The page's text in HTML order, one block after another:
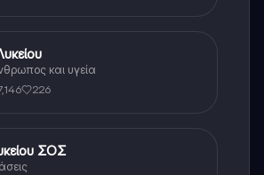
και υγεία
226
ΣΟΣ